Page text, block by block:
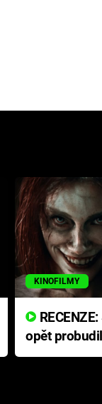
KINOFILMY
opět
přichází s